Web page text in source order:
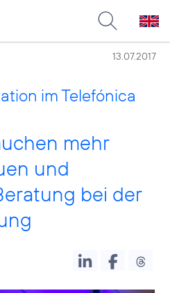
13.07.2017
im Telefónica
mehr
und
bei der